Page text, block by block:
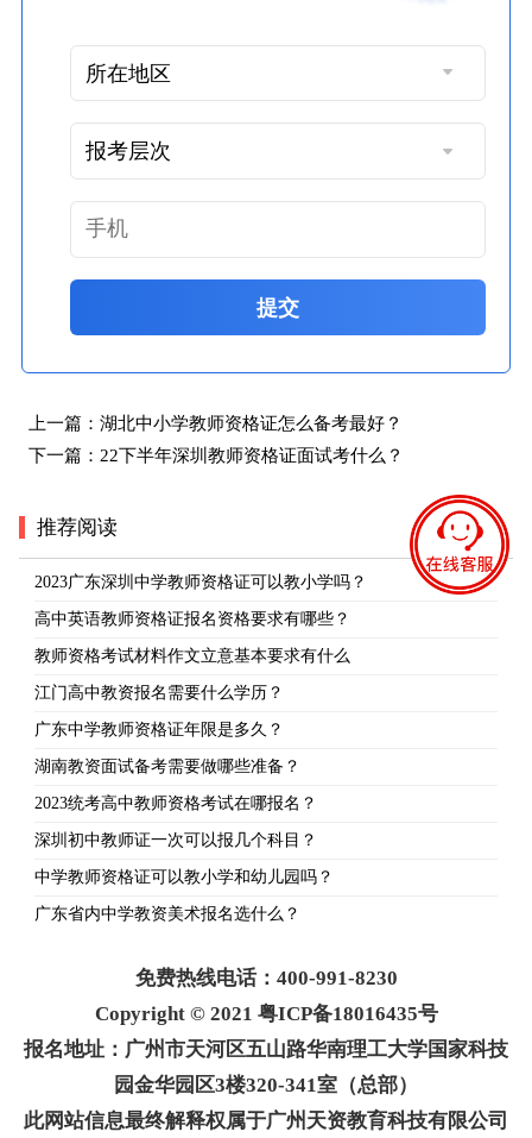
提交
上一篇： 湖北中小学教师资格证怎么备考最好？
下一篇： 22下半年深圳教师资格证面试考什么？
推荐阅读
2023广东深圳中学教师资格证可以教小学吗？
高中英语教师资格证报名资格要求有哪些？
教师资格考试材料作文立意基本要求有什么
江门高中教资报名需要什么学历？
广东中学教师资格证年限是多久？
湖南教资面试备考需要做哪些准备？
2023统考高中教师资格考试在哪报名？
深圳初中教师证一次可以报几个科目？
中学教师资格证可以教小学和幼儿园吗？
广东省内中学教资美术报名选什么？
免费热线电话：400-991-8230
Copyright © 2021 粤ICP备18016435号
报名地址：广州市天河区五山路华南理工大学国家科技
园金华园区3楼320-341室（总部）
此网站信息最终解释权属于广州天资教育科技有限公司